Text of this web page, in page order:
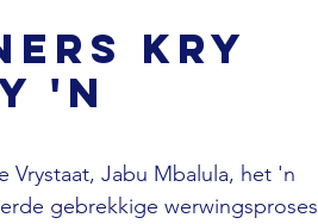
kry
'n
Vrystaat, Jabu Mbalula, het 'n
gebrekkige werwingsproses